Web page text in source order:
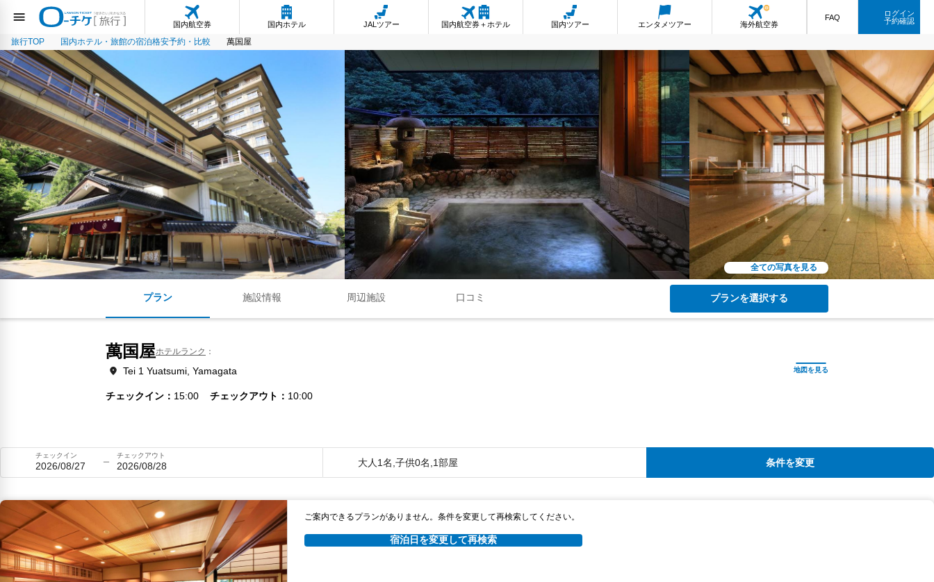
国内航空券 国内ホテル JALツアー 国内航空券＋ホテル 国内ツアー エンタメツアー 海外航空券
FAQ
ログイン
予約確認
旅行TOP 国内ホテル・旅館の宿泊格安予約・比較 萬国屋
全ての写真を見る
プラン 施設情報 周辺施設 口コミ プランを選択する
萬国屋ホテルランク
Tei 1 Yuatsumi, Yamagata
チェックイン 15:00 チェックアウト 10:00
チェックイン
2026/08/27
チェックアウト
2026/08/28 大人1名,子供0名,1部屋 条件を変更
ご案内できるプランがありません。条件を変更して再検索してください。
宿泊日を変更して再検索